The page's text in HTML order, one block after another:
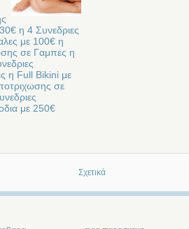
η 4 Συνεδριες
με 100€ η
σε Γαμπες η
η Full Bikini με
σε
με 250€
Σχετικά